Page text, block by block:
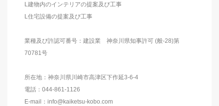
L建物内のインテリアの提案及び工事
L住宅設備の提案及び工事
業種及び許認可番号：建設業 神奈川県知事許可 (般-28)第
70781号
所在地：神奈川県川崎市高津区下作延3-6-4
電話：044-861-1126
E-mail：info@kaiketsu-kobo.com